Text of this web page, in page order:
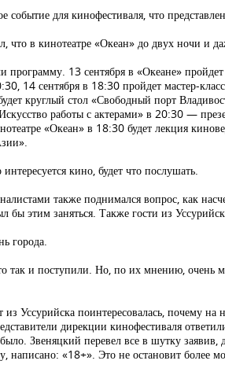
событие для кинофестиваля, что
что в кинотеатре «Океан» до двух ночи и
программу. 13 сентября в «Океане»
14 сентября в 18:30 пройдет мастер-
круглый стол «Свободный порт
работы с актерами» в 20:30 —
«Океан» в 18:30 будет лекция
кино, будет что послушать.
также поднимался вопрос, как
бы этим заняться. Также гости из
города.
так и поступили. Но, по их мнению, очень
Уссурийска поинтересовалась, почему
дирекции кинофестиваля
Звеняцкий перевел все в шутку заявив,
написано: «18+». Это не остановит более